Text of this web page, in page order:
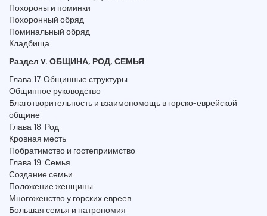
Похороны и поминки
Похоронный обряд
Поминальный обряд
Кладбища
Раздел V. ОБЩИНА, РОД, СЕМЬЯ
Глава 17. Общинные структуры
Общинное руководство
Благотворительность и взаимопомощь в горско-еврейской
общине
Глава 18. Род
Кровная месть
Побратимство и гостеприимство
Глава 19. Семья
Создание семьи
Положение женщины
Многоженство у горских евреев
Большая семья и патрономия